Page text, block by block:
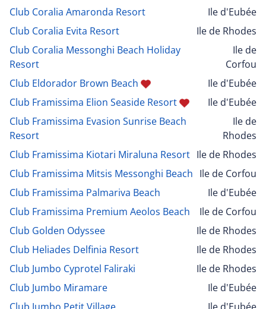
Club Coralia Amaronda Resort
Ile d'Eubée
Club Coralia Evita Resort
Ile de Rhodes
Club Coralia Messonghi Beach Holiday
Resort
Ile de
Corfou
Club Eldorador Brown Beach
Ile d'Eubée
Club Framissima Elion Seaside Resort
Ile d'Eubée
Club Framissima Evasion Sunrise Beach
Resort
Ile de
Rhodes
Club Framissima Kiotari Miraluna Resort Ile de Rhodes
Club Framissima Mitsis Messonghi Beach Ile de Corfou
Club Framissima Palmariva Beach
Ile d'Eubée
Club Framissima Premium Aeolos Beach
Ile de Corfou
Club Golden Odyssee
Ile de Rhodes
Club Heliades Delfinia Resort
Ile de Rhodes
Club Jumbo Cyprotel Faliraki
Ile de Rhodes
Club Jumbo Miramare
Ile d'Eubée